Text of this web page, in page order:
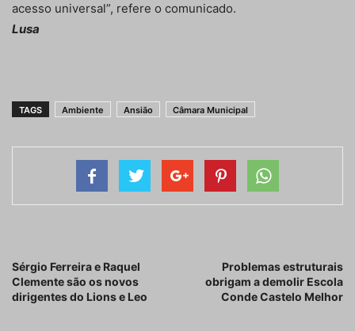
acesso universal”, refere o comunicado.
Lusa
TAGS Ambiente Ansião Câmara Municipal
Sérgio Ferreira e Raquel
Clemente são os novos
dirigentes do Lions e Leo
Problemas estruturais
obrigam a demolir Escola
Conde Castelo Melhor